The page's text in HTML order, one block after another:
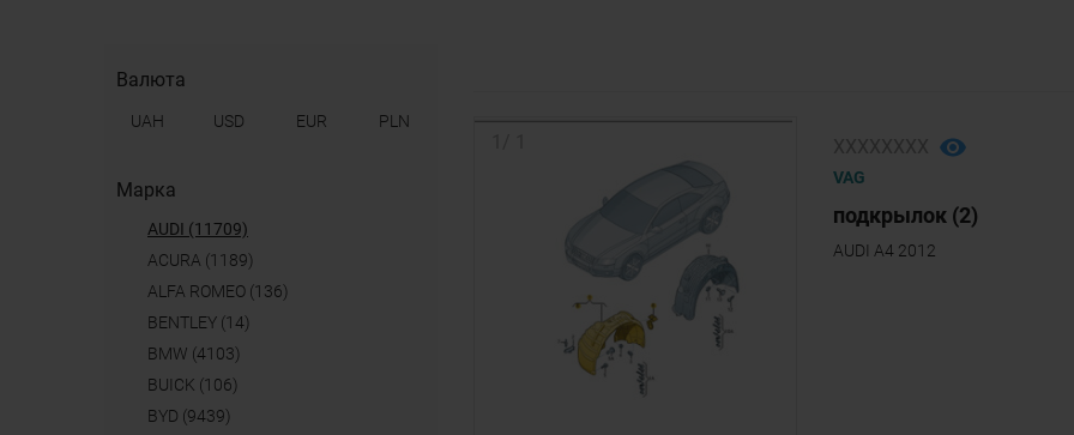
Валюта
UAH USD EUR PLN
Марка
AUDI (11709)
ACURA (1189)
ALFA ROMEO (136)
BENTLEY (14)
BMW (4103)
BUICK (106)
BYD (9439)
VAG
подкрылок (2)
AUDI A4 2012